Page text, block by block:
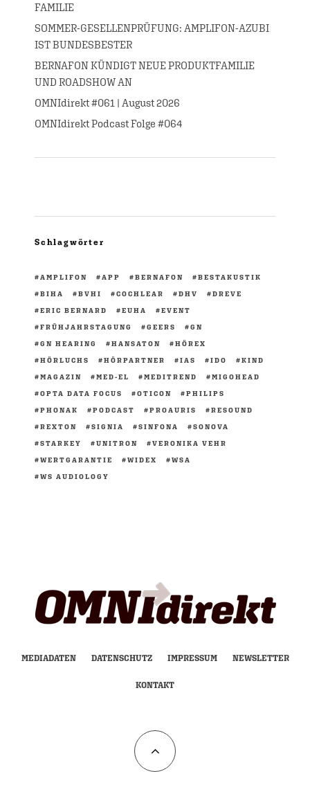
FAMILIE
SOMMER-GESELLENPRÜFUNG: AMPLIFON-AZUBI
IST BUNDESBESTER
BERNAFON KÜNDIGT NEUE PRODUKTFAMILIE
UND ROADSHOW AN
OMNIdirekt #061 | August 2026
OMNIdirekt Podcast Folge #064
Schlagwörter
AMPLIFON APP BERNAFON
BESTAKUSTIK
BIHA
BVHI COCHLEAR DHV
DREVE
ERIC BERNARD
EUHA
EVENT
FRÜHJAHRSTAGUNG
GEERS
GN
GN HEARING
HANSATON
HÖREX
HÖRLUCHS
HÖRPARTNER IAS IDO
KIND
MAGAZIN
MED-EL MEDITREND
MIGOHEAD
OPTA DATA FOCUS
OTICON
PHILIPS
PHONAK
PODCAST PROAURIS
RESOUND
REXTON
SIGNIA SINFONA
SONOVA
STARKEY
UNITRON
VERONIKA VEHR
WERTGARANTIE
WIDEX
WSA
WS AUDIOLOGY
MEDIADATEN DATENSCHUTZ IMPRESSUM NEWSLETTER
KONTAKT